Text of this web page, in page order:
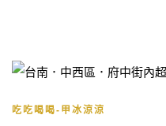
吃吃喝喝-甲冰涼涼